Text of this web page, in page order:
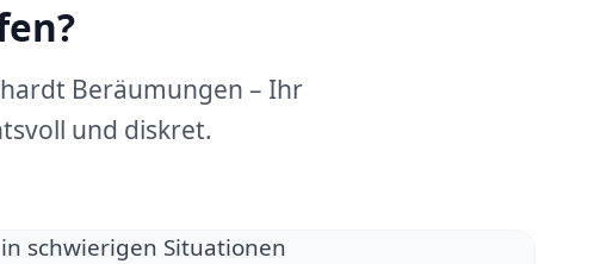
Beräumungen – Ihr
und diskret.